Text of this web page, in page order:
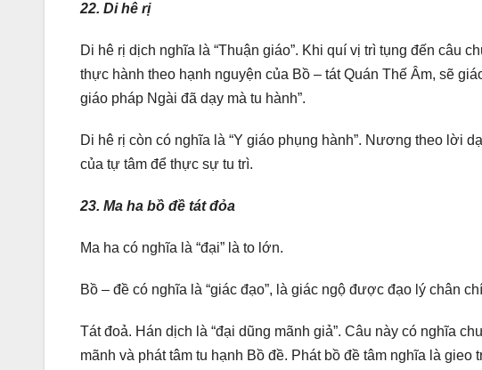
22. Di hê rị
Di hê rị dịch nghĩa là “Thuận giáo”. Khi quí vị trì tụng đến câu
thực hành theo hạnh nguyện của Bồ – tát Quán Thế Âm, sẽ
giáo pháp Ngài đã dạy mà tu hành”.
Di hê rị còn có nghĩa là “Y giáo phụng hành”. Nương theo lời
của tự tâm để thực sự tu trì.
23. Ma ha bồ đề tát đỏa
Ma ha có nghĩa là “đại” là to lớn.
Bồ – đề có nghĩa là “giác đạo”, là giác ngộ được đạo lý chân
Tát đoả. Hán dịch là “đại dũng mãnh giả”. Câu này có nghĩa
mãnh và phát tâm tu hạnh Bồ đề. Phát bồ đề tâm nghĩa là